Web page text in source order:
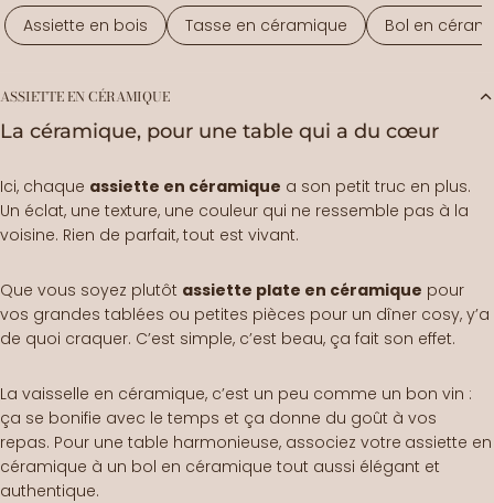
Assiette en bois Tasse en céramique Bol en
ASSIETTE EN CÉRAMIQUE
La céramique, pour une table qui a du cœur
Ici, chaque assiette en céramique a son petit truc en plus.
Un éclat, une texture, une couleur qui ne ressemble pas à la
voisine. Rien de parfait, tout est vivant.
Que vous soyez plutôt assiette plate en céramique pour
vos grandes tablées ou petites pièces pour un dîner cosy, y’a
de quoi craquer. C’est simple, c’est beau, ça fait son effet.
La vaisselle en céramique, c’est un peu comme un bon vin :
ça se bonifie avec le temps et ça donne du goût à vos
repas. Pour une table harmonieuse, associez votre assiette en
céramique à un bol en céramique tout aussi élégant et
authentique.